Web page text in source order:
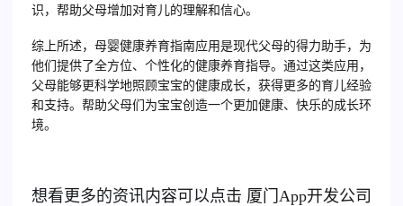
识，帮助父母增加对育儿的理解和信心。
综上所述，母婴健康养育指南应用是现代父母的得力助手，为
他们提供了全方位、个性化的健康养育指导。通过这类应用，
父母能够更科学地照顾宝宝的健康成长，获得更多的育儿经验
和支持。帮助父母们为宝宝创造一个更加健康、快乐的成长环
境。
想看更多的资讯内容可以点击 厦门 App开发公司